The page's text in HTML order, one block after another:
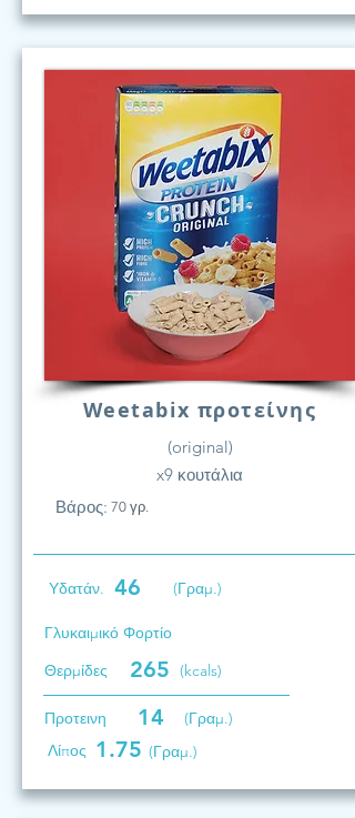
Weetabix προτείνης
(original)
x9 κουτάλια
Βάρος: 70 γρ.
Υδατάν. 46 (Γραμ.)
Γλυκαιμικό Φορτίο
Θερμίδες
265 (kcals)
Προτεινη 14
(Γραμ.)
Λίπος 1.75 (Γραμ.)